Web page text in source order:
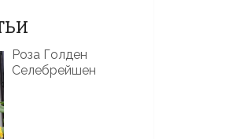
Роза Голден
Селебрейшен